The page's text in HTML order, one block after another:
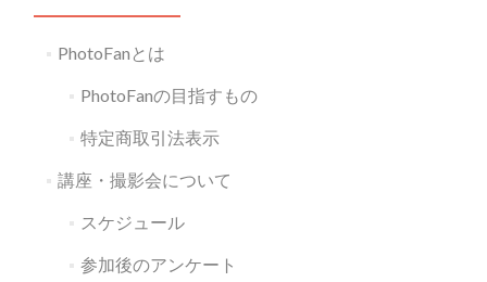
PhotoFanとは
PhotoFanの目指すもの
特定商取引法表示
講座・撮影会について
スケジュール
参加後のアンケート